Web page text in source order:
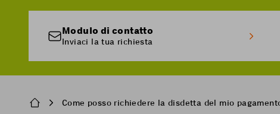
Modulo di contatto
Inviaci la tua richiesta
BreadcrumbCome posso richiedere la disdetta del mio